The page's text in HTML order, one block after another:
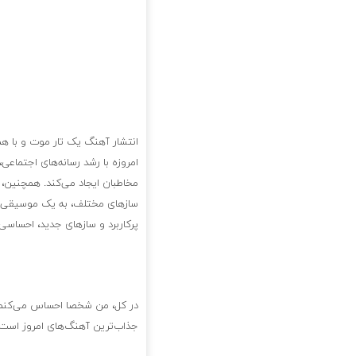
انتشار آهنگ یک تار موت و با
امروزه با رشد رسانه‌های
مخاطبان ایجاد می‌کند.
سازهای مختلف، به یک موسیقی
پرکاربرد و سازهای جدید،
در کل، من شخصا احساس می‌کنم
جذاب‌ترین آهنگ‌های امروز است